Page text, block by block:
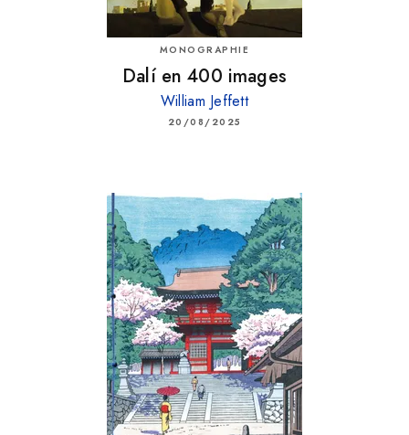
MONOGRAPHIE
Dalí en 400 images
William Jeffett
20/08/2025